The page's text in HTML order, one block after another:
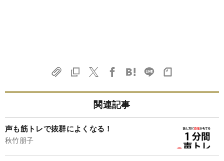
関連記事
声も筋トレで抜群によくなる！
秋竹朋子